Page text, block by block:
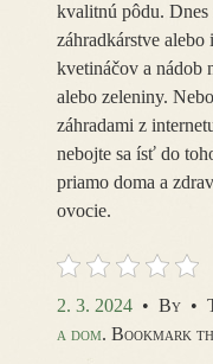
kvalitnú pôdu.
záhradkárstve
kvetináčov a nádob
alebo zeleniny.
záhradami z
nebojte sa ísť do
priamo doma a
ovocie.
2. 3. 2024 • By •
a dom. Bookmark